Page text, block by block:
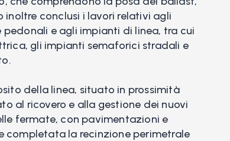
inoltre conclusi i lavori relativi agli
e agli impianti di linea, tra cui
gli impianti semaforici stradali e
della linea, situato in prossimità
al ricovero e alla gestione dei nuovi
fermate, con pavimentazioni e
completata la recinzione perimetrale